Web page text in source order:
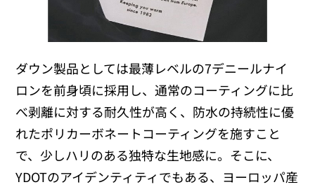
ダウン製品としては最薄レベルの7デニールナイ
ロンを前身頃に採用し、通常のコーティングに比
べ剥離に対する耐久性が高く、防水の持続性に優
れたポリカーボネートコーティングを施すこと
で、少しハリのある独特な生地感に。そこに、
YDOTのアイデンティティでもある、ヨーロッパ産